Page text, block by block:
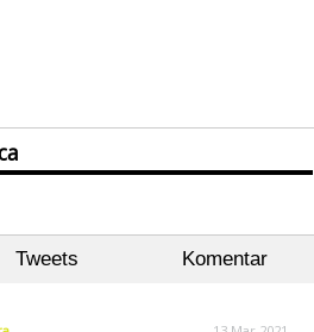
Tweets Komentar